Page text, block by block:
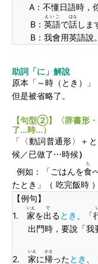
A：不懂日語時，
B： 英語
えいご
で話
はな
しま
B：我會用英語說。
助詞「に」解說
原本「～時（とき）
但是被省略了。
【句型②】〈辞書形
了...時...）
「〈動詞普通形〉＋
候／已做了⋯時候）
例如：「ごはんを食
た
たとき」（ 吃完飯時
【例句】
1. 家
いえ
を出
で
るとき 、「
出門時，要說「我
2. 家
いえ
に帰
かえ
ったとき